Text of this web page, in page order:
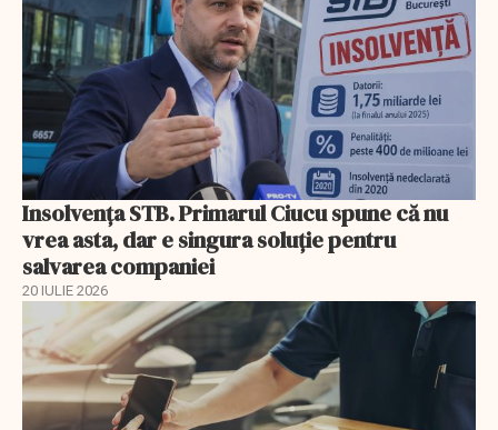
Insolvenţa STB. Primarul Ciucu spune că nu
vrea asta, dar e singura soluţie pentru
salvarea companiei
20 IULIE 2026